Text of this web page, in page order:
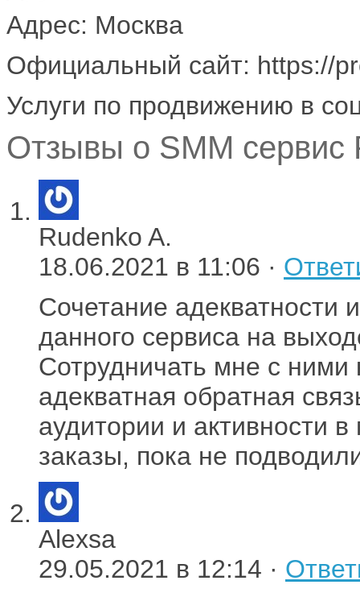
Адрес: Москва
Официальный сайт: https://
Услуги по продвижению в
Отзывы о SMM сервис
Rudenko A.
18.06.2021 в 11:06 ·
Сочетание адекватности
данного сервиса на
Сотрудничать мне с ними
адекватная обратная
аудитории и активности
заказы, пока не
Alexsa
29.05.2021 в 12:14 ·